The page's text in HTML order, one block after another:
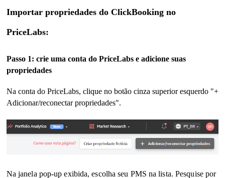
Importar propriedades do ClickBooking no
PriceLabs:
Passo 1: crie uma conta do PriceLabs e adicione suas
propriedades
Na conta do PriceLabs, clique no botão cinza superior esquerdo "+
Adicionar/reconectar propriedades".
Na janela pop-up exibida, escolha seu PMS na lista. Pesquise por